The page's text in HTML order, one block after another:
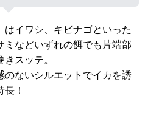
はイワシ、キビナゴといった
などいずれの餌でも片端部
スッテ。
ないシルエットでイカを誘
！